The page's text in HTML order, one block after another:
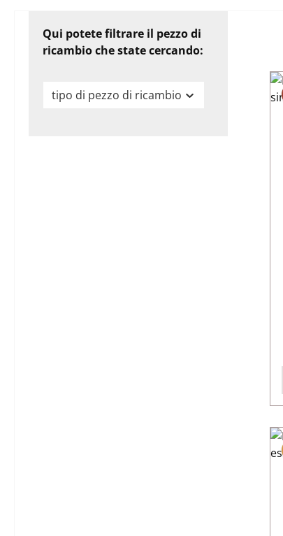
Qui potete filtrare il pezzo di
ricambio che state cercando:
tipo di pezzo di ricambio